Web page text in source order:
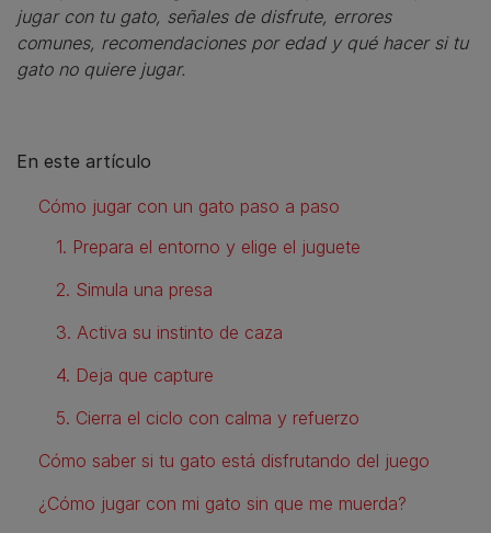
jugar con tu gato, señales de disfrute, errores
comunes, recomendaciones por edad y qué hacer si tu
gato no quiere jugar.
En este artículo
Cómo jugar con un gato paso a paso
1. Prepara el entorno y elige el juguete
2. Simula una presa
3. Activa su instinto de caza
4. Deja que capture
5. Cierra el ciclo con calma y refuerzo
Cómo saber si tu gato está disfrutando del juego
¿Cómo jugar con mi gato sin que me muerda?